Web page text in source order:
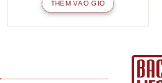
THÊM VÀO GIỎ